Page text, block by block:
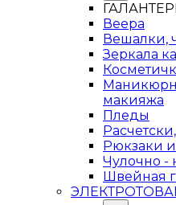
Веера
Вешалки,
Зеркала
макияжа
Пледы
Рюкзаки
Чулочно -
Швейная